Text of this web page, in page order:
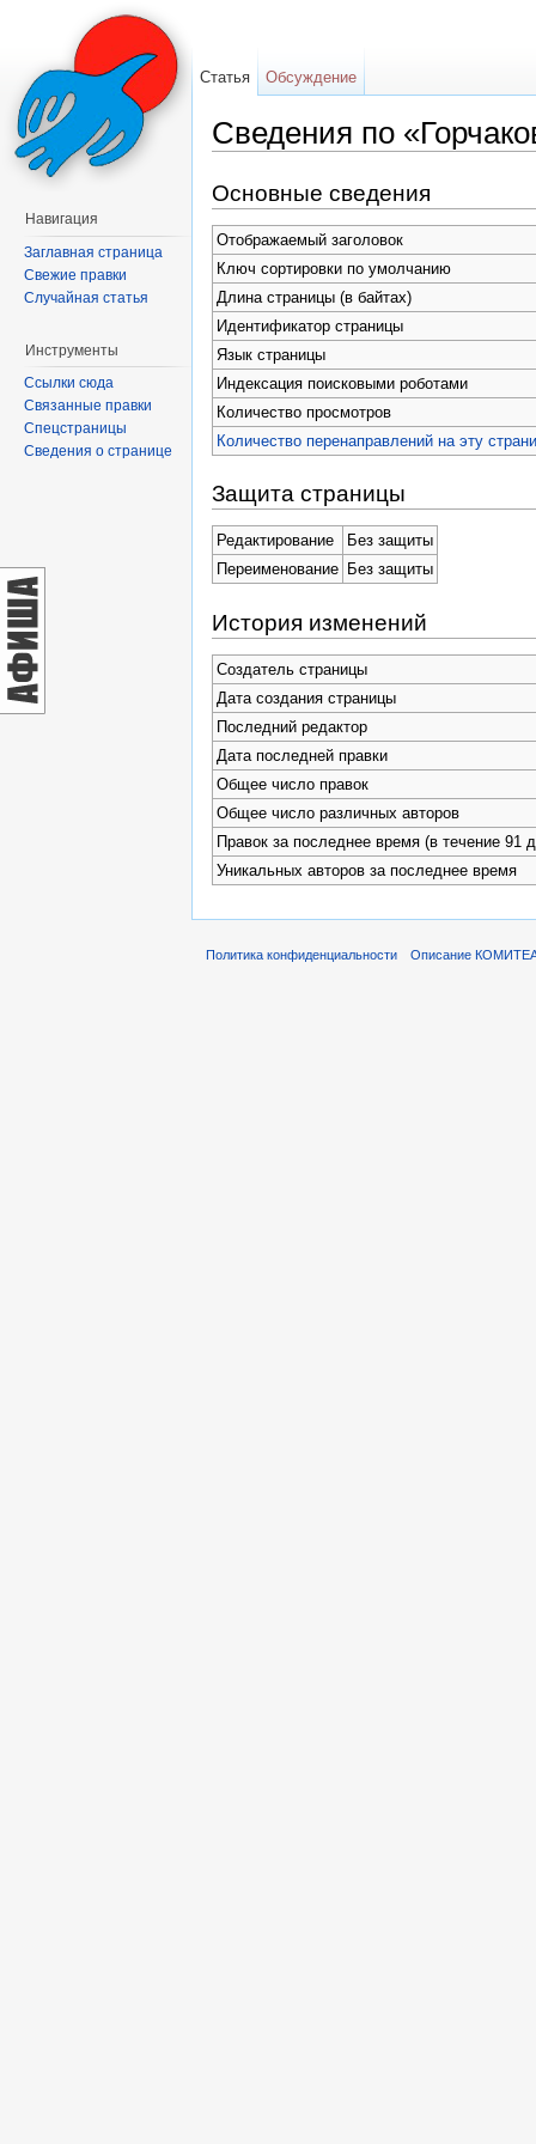
Сведения по
Основные сведения
Отображаемый заголовок
Ключ сортировки по умолчанию
Длина страницы (в байтах)
Идентификатор страницы
Язык страницы
Индексация поисковыми роботами
Количество просмотров
Количество перенаправлений на эту
Защита страницы
Редактирование
Без защиты
Переименование
Без защиты
История изменений
Создатель страницы
Дата создания страницы
Последний редактор
Дата последней правки
Общее число правок
Общее число различных авторов
Правок за последнее время (в течение 91
Уникальных авторов за последнее время
Статья Обсуждение
Навигация
Заглавная страница
Свежие правки
Случайная статья
Инструменты
Ссылки сюда
Связанные правки
Спецстраницы
Сведения о странице
Политика конфиденциальности Описание